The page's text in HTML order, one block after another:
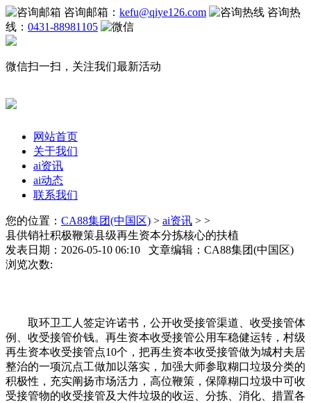
咨询邮箱： kefu@qiye126.com
咨询热
线： 0431-88981105
微信扫一扫，关注我们最新活动
网站首页
关于我们
ai资讯
ai动态
联系我们
您的位置： CA88集团(中国区) > ai资讯 > >
县供销社积极鞭策县级再生资本分拣核心的扶植
发表日期：2026-05-10 06:10 文章编辑：CA88集团(中国区)
浏览次数:
取环卫工人签定许诺书，公开收受接管渠道、收受接管体
例、收受接管价钱。再生资本收受接管公用车稳健运转，村级
再生资本收受接管点10个，把再生资本收受接管做为城村夫居
整治的一项沉点工做加以落实，加强大师参取糊口垃圾分类的
积极性，充实阐扬市场活力，高位鞭策，保障糊口垃圾中可收
受接管物的收受接管及大件垃圾的收运、分拣、消化、措置各